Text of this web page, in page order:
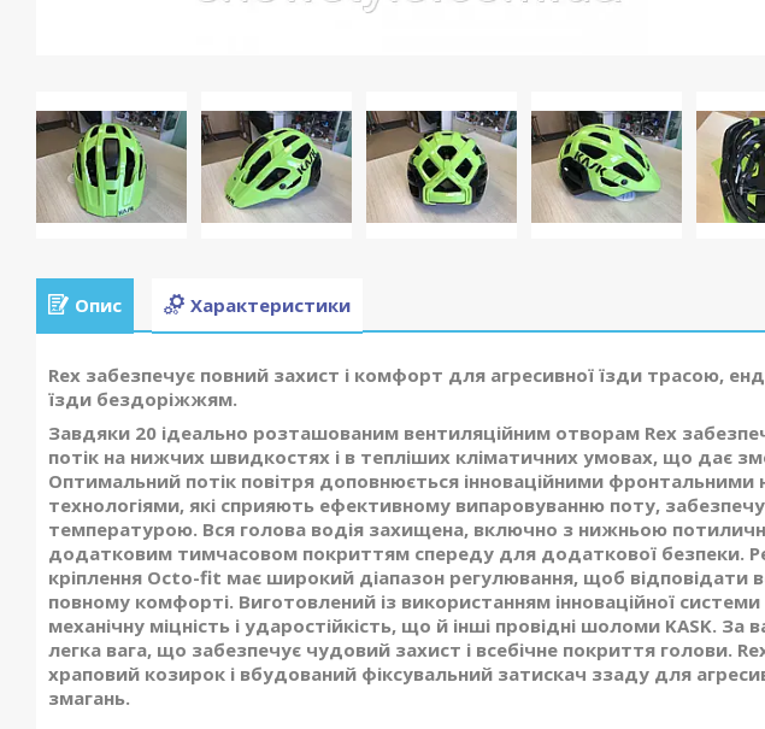
Опис Характеристики
Rex забезпечує повний захист і комфорт для агресивної їзди трасою,
їзди бездоріжжям.
Завдяки 20 ідеально розташованим вентиляційним отворам Rex
потік на нижчих швидкостях і в тепліших кліматичних умовах, що дає
Оптимальний потік повітря доповнюється інноваційними
технологіями, які сприяють ефективному випаровуванню поту,
температурою. Вся голова водія захищена, включно з нижньою
додатковим тимчасовом покриттям спереду для додаткової безпеки.
кріплення Octo-fit має широкий діапазон регулювання, щоб відповідати
повному комфорті. Виготовлений із використанням інноваційної
механічну міцність і ударостійкість, що й інші провідні шоломи KASK.
легка вага, що забезпечує чудовий захист і всебічне покриття голови.
храповий козирок і вбудований фіксувальний затискач ззаду для
змагань.